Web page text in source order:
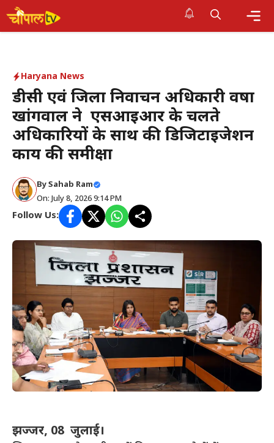
Skip
to
Haryana News
डीसी एवं जिला निर्वाचन अधिकारी वर्षा
खांगवाल ने एसआईआर के चलते
अधिकारियों के साथ की डिजिटाइजेशन
कार्य की समीक्षा
By Sahab Ram
On: July 8, 2026 9:14 PM
Follow Us:
झज्जर, 08 जुलाई।